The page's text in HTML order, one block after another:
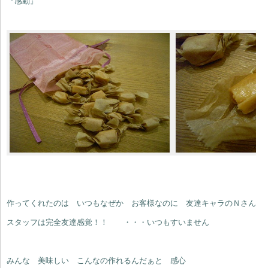
作ってくれたのは いつもなぜか お客様なのに 友達キャラのＮさん
スタッフは完全友達感覚！！ ・・・いつもすいません
みんな 美味しい こんなの作れるんだぁと 感心